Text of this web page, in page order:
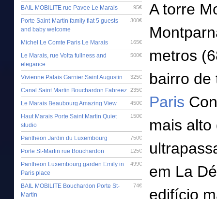
95€
BAIL MOBILITE rue Pavee Le Marais
300€
Porte Saint-Martin family flat 5 guests
and baby welcome
165€
Michel Le Comte Paris Le Marais
500€
Le Marais, rue Volta fullness and
elegance
325€
Vivienne Palais Garnier Saint Augustin
235€
Canal Saint Martin Bouchardon Fabreez
450€
Le Marais Beaubourg Amazing View
150€
Haut Marais Porte Saint Martin Quiet
studio
750€
Pantheon Jardin du Luxembourg
125€
Porte St-Martin rue Bouchardon
499€
Pantheon Luxembourg garden Emily in
Paris place
74€
BAIL MOBILITE Bouchardon Porte St-
Martin
A torre
metros
bairro
Paris
mais
em La
edifício